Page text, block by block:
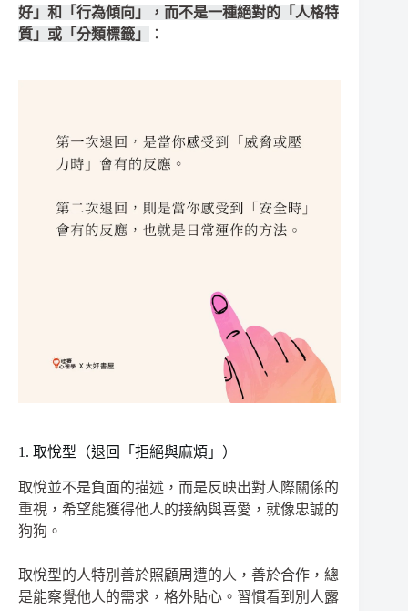
好」和「行為傾向」，而不是一種絕對的「人格特
質」或「分類標籤」
：
1. 取悅型（退回「拒絕與麻煩」）
取悅並不是負面的描述，而是反映出對人際關係的
重視，希望能獲得他人的接納與喜愛，就像忠誠的
狗狗。
取悅型的人特別善於照顧周遭的人，善於合作，總
是能察覺他人的需求，格外貼心。習慣看到別人露